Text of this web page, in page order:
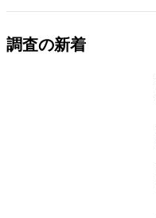
調査の新着